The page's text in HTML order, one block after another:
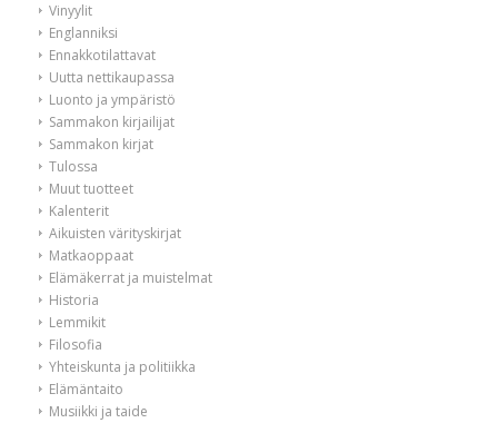
Vinyylit
Englanniksi
Ennakkotilattavat
Uutta nettikaupassa
Luonto ja ympäristö
Sammakon kirjailijat
Sammakon kirjat
Tulossa
Muut tuotteet
Kalenterit
Aikuisten värityskirjat
Matkaoppaat
Elämäkerrat ja muistelmat
Historia
Lemmikit
Filosofia
Yhteiskunta ja politiikka
Elämäntaito
Musiikki ja taide